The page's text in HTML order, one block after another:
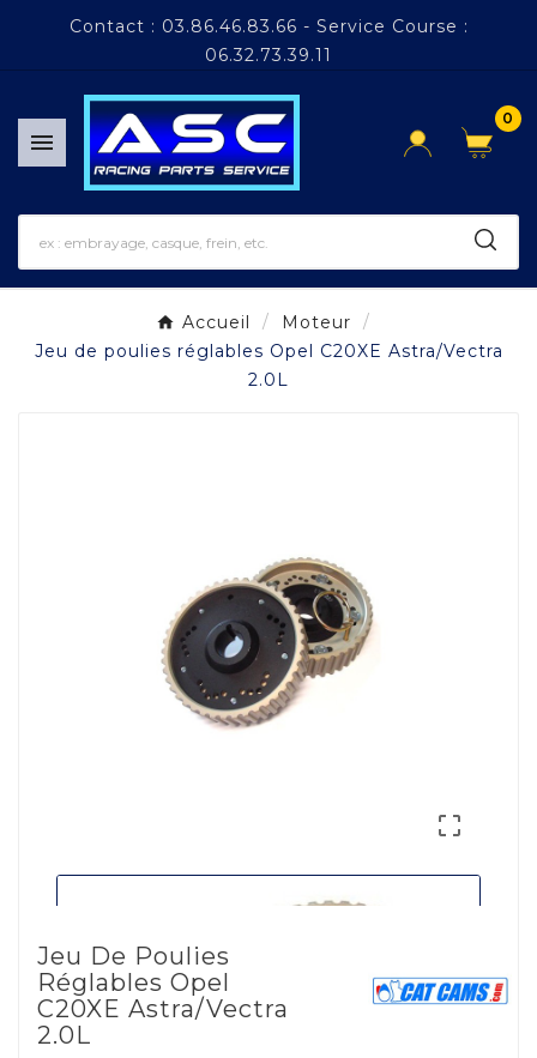
Contact : 03.86.46.83.66 - Service Course :
06.32.73.39.11

0
Accueil
Moteur
Jeu de poulies réglables Opel C20XE Astra/Vectra
2.0L

Jeu De Poulies
Réglables Opel
C20XE Astra/Vectra
2.0L